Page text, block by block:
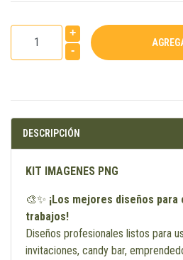
+
-
DESCRIPCIÓN
KIT IMAGENES PNG
🎨✨ ¡Los mejores diseños
trabajos!
Diseños profesionales listos para
invitaciones, candy bar,